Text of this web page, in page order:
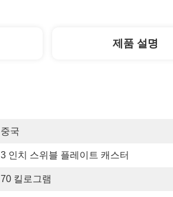
제품 설명
중국
3 인치 스위블 플레이트 캐스터
70 킬로그램